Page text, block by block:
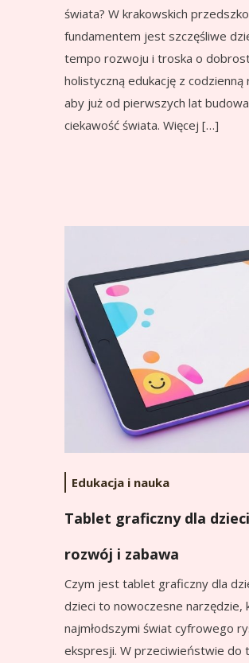
świata? W krakowskich
fundamentem jest szczęśliwe
tempo rozwoju i troska o
holistyczną edukację z codzienną
aby już od pierwszych lat
ciekawość świata. Więcej […]
Edukacja i nauka
Tablet graficzny dla
rozwój i zabawa
Czym jest tablet graficzny dla
dzieci to nowoczesne
najmłodszymi świat cyfrowego
ekspresji. W przeciwieństwie do